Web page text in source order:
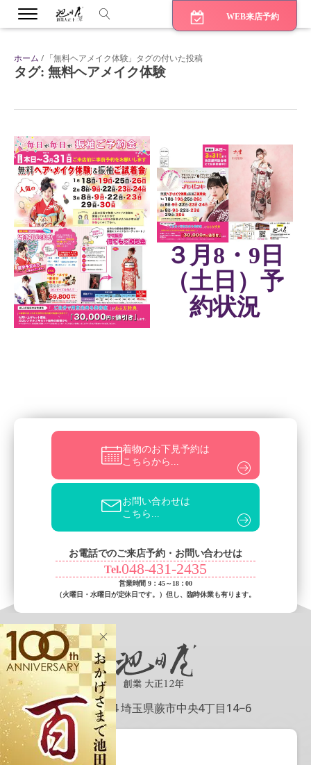
WEB来店予約
ホーム / 「無料ヘアメイク体験」タグの付いた投稿
タグ: 無料ヘアメイク体験
３月8・9日
（土日）予
約状況
着物のお下見予約は
こちらから...
お問い合わせは
こちら...
お電話でのご来店予約・お問い合わせは
Tel.048-431-2435
営業時間 9：45～18：00
（火曜日・水曜日が定休日です。） 但し、臨時休業も有ります。
〒335-0004 埼玉県蕨市中央4丁目14−6
会社情報